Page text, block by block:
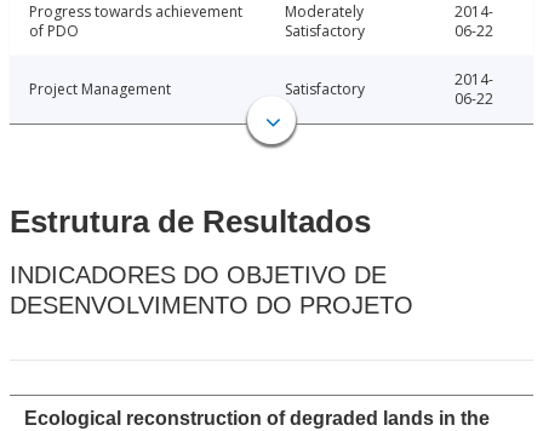
Progress towards achievement
of PDO
Moderately
Satisfactory
2014-
06-22
Project Management Satisfactory
2014-
06-22
Estrutura de Resultados
INDICADORES DO OBJETIVO DE
DESENVOLVIMENTO DO PROJETO
Ecological reconstruction of degraded lands in the